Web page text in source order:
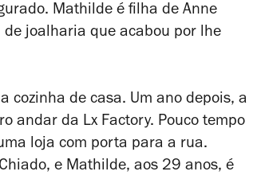
Mathilde é filha de Anne
joalharia que acabou por lhe
cozinha de casa. Um ano depois, a
andar da Lx Factory. Pouco tempo
loja com porta para a rua.
e Mathilde, aos 29 anos, é